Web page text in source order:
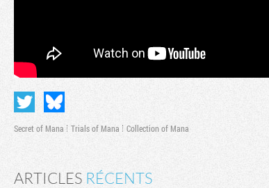
Secret of Mana Trials of Mana Collection of Mana
ARTICLES RÉCENTS